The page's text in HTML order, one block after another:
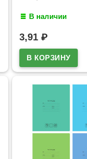
В наличии
3,91 ₽